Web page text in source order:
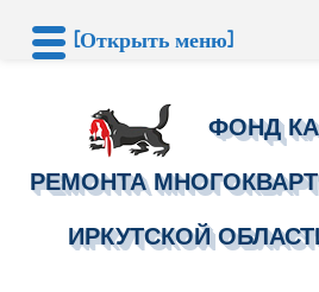
ФОНД
РЕМОНТА
ИРКУТСКОЙ
[Открыть меню]